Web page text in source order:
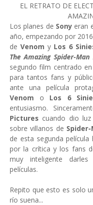
EL RETRATO DE
Los planes de Sony eran
año, empezando por
de Venom y Los 6
The Amazing Spider-Man
segundo film centrado
para tantos fans y
ante una película
Venom o Los 6
entusiasmo.
Pictures cuando dio
sobre villanos de Spider-
de esta segunda
por la crítica y los fans
muy inteligente
películas.
Repito que esto es solo
río suena...